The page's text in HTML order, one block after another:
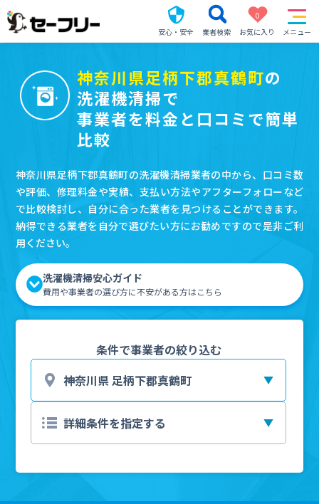
安心・安全 業者検索
0
お気に入り
メニュー
神奈川県足柄下郡真鶴町の
洗濯機清掃で
事業者を料金と口コミで簡単
比較
神奈川県足柄下郡真鶴町の洗濯機清掃業者の中から、口コミ数
や評価、修理料金や実績、支払い方法やアフターフォローなど
で比較検討し、自分に合った業者を見つけることができます。
納得できる業者を自分で選びたい方にお勧めですので是非ご利
用ください。
洗濯機清掃安心ガイド
費用や事業者の選び方に不安がある方はこちら
条件で事業者の絞り込む